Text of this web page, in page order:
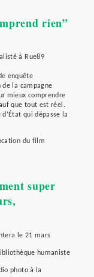
rien”
à Rue89
enquête
la campagne
mieux comprendre
que tout est réel.
qui dépasse la
du film
super
le 21 mars
humaniste
photo à la